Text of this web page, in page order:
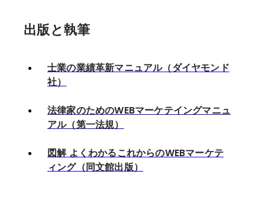
出版と執筆
士業の業績革新マニュアル（ダイヤモンド
社）
法律家のためのWEBマーケテイングマニュ
アル（第一法規）
図解 よくわかるこれからのWEBマーケテ
ィング（同文館出版）